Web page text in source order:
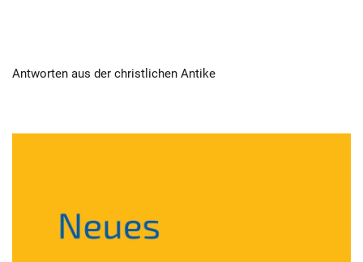
Antworten aus der christlichen Antike